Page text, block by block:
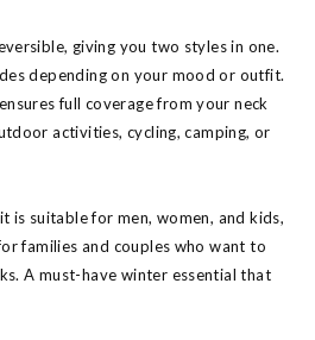
giving you two styles in one.
depending on your mood or outfit.
full coverage from your neck
activities, cycling, camping, or
is suitable for men, women, and kids,
families and couples who want to
A must-have winter essential that